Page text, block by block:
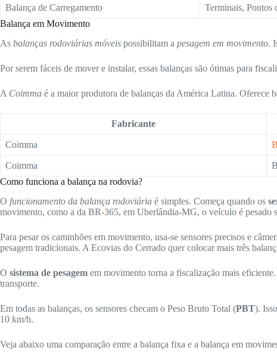
Balança de Carregamento Terminais, Pontos
Balança em Movimento
As balanças rodoviárias móveis possibilitam a pesagem em movimento.
Por serem fáceis de mover e instalar, essas balanças são ótimas para
A Coimma é a maior produtora de balanças da América Latina. Oferece
Fabricante
Coimma
Coimma
Como funciona a balança na rodovia?
O funcionamento da balança rodoviária é simples. Começa quando os
movimento, como a da BR-365, em Uberlândia-MG, o veículo é pesado
Para pesar os caminhões em movimento, usa-se sensores precisos e
pesagem tradicionais. A Ecovias do Cerrado quer colocar mais três
O sistema de pesagem em movimento torna a fiscalização mais
transporte.
Em todas as balanças, os sensores checam o Peso Bruto Total (PBT).
10 km/h.
Veja abaixo uma comparação entre a balança fixa e a balança em